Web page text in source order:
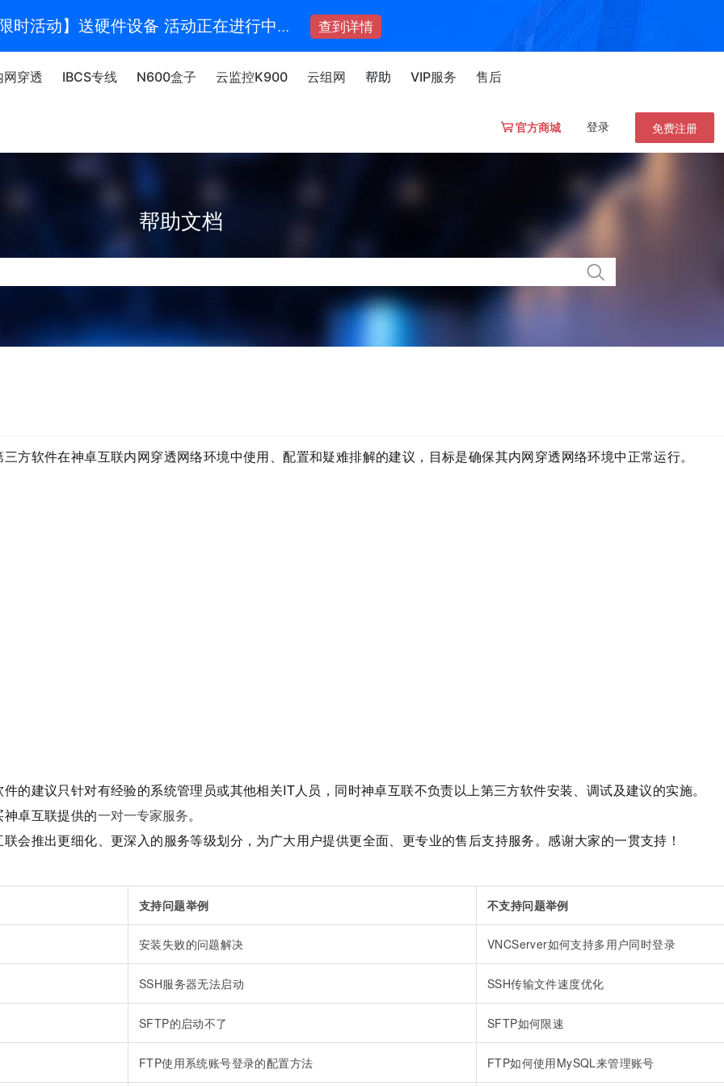
时活动】送硬件设备 活动正在进行中... 查到详情
网穿透 IBCS专线 N600盒子 云监控K900 云组网 帮助 VIP服务 售后
免费注册
登录
官方商城
帮助文档
方软件在神卓互联内网穿透网络环境中使用、配置和疑难排解的建议，目标是确保其内网穿透网络环境中正常运行。
的建议只针对有经验的系统管理员或其他相关IT人员，同时神卓互联不负责以上第三方软件安装、调试及建议的实施。
卓互联提供的一对一专家服务。
会推出更细化、更深入的服务等级划分，为广大用户提供更全面、更专业的售后支持服务。感谢大家的一贯支持！
支持问题举例 不支持问题举例
安装失败的问题解决 VNCServer如何支持多用户同时登录
SSH服务器无法启动 SSH传输文件速度优化
SFTP的启动不了 SFTP如何限速
FTP使用系统账号登录的配置方法 FTP如何使用MySQL来管理账号